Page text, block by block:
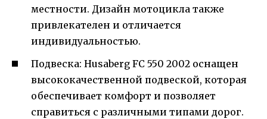
местности. Дизайн мотоцикла также
привлекателен и отличается
индивидуальностью.
Подвеска: Husaberg FC 550 2002 оснащен
высококачественной подвеской, которая
обеспечивает комфорт и позволяет
справиться с различными типами дорог.